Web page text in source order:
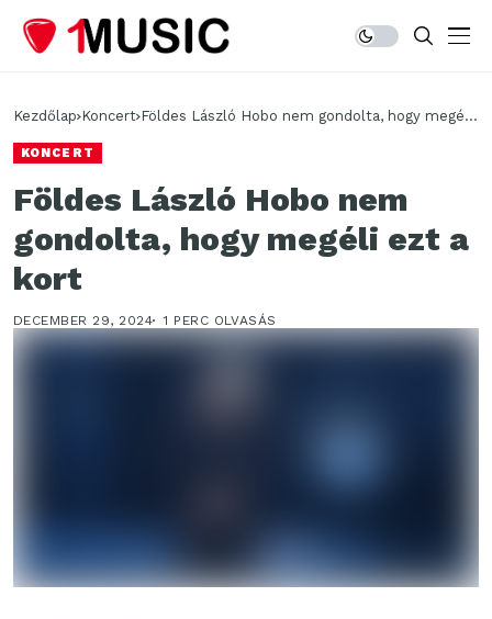
Kezdőlap Koncert Földes László Hobo nem gondolta, hogy megéli
KONCERT
Földes László Hobo nem
gondolta, hogy megéli ezt a
kort
DECEMBER 29, 2024 1 PERC OLVASÁS